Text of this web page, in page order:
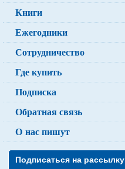
Книги
Ежегодники
Сотрудничество
Где купить
Подписка
Обратная связь
О нас пишут
Подписаться на рассылку